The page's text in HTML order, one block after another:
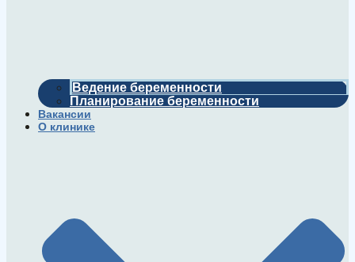
Ведение беременности
Планирование беременности
Вакансии
О клинике